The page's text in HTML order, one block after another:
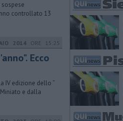
controllato 13
2014 ORE 15:25
Ecco
IV edizione dello “
e dalla